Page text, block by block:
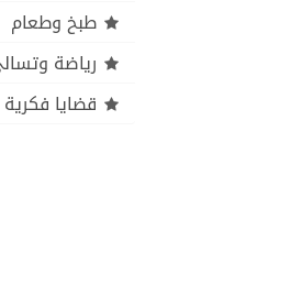
طبخ وطعام
رياضة
قضايا فكرية